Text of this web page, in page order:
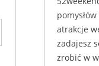
atrakcje
zadajesz
zrobić w